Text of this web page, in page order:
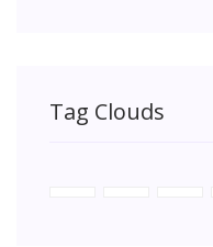
Tag Clouds